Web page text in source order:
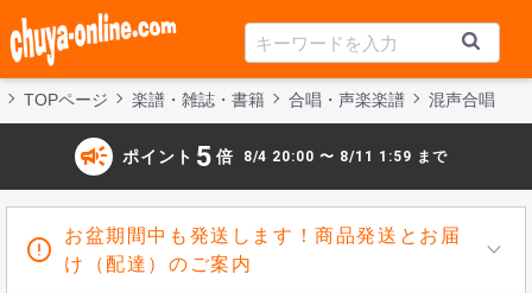
TOPページ 楽譜・雑誌・書籍 合唱・声楽楽譜 混声合唱
campaign ポイント 5 倍 8/4 20:00 〜 8/11 1:59 まで
お盆期間中も発送します！商品発送とお届
け（配達）のご案内